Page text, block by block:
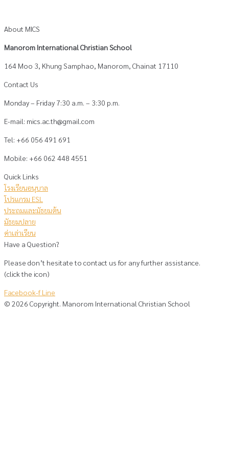
About MICS
Manorom International Christian School
164 Moo 3, Khung Samphao, Manorom, Chainat 17110
Contact Us
Monday – Friday 7:30 a.m. – 3:30 p.m.
E-mail: mics.ac.th@gmail.com
Tel: +66 056 491 691
Mobile: +66 062 448 4551
Quick Links
โรงเรียนอนุบาล
โปรแกรม ESL
ประถมและมัธยมต้น
มัธยมปลาย
ค่าเล่าเรียน
Have a Question?
Please don’t hesitate to contact us for any further assistance.
(click the icon)
Facebook-f Line
© 2026 Copyright. Manorom International Christian School